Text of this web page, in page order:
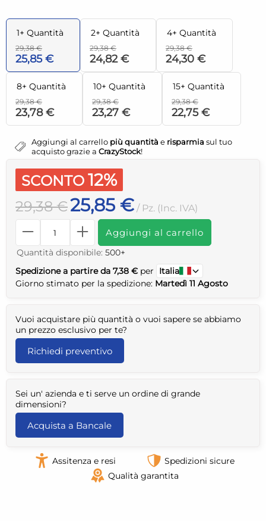
1+ Quantità
29,38 €
25,85 €
2+ Quantità
29,38 €
24,82 €
4+ Quantità
29,38 €
24,30 €
8+ Quantità
29,38 €
23,78 €
10+ Quantità
29,38 €
23,27 €
15+ Quantità
29,38 €
22,75 €
Aggiungi al carrello più quantità e risparmia sul tuo
acquisto grazie a CrazyStock!
SCONTO 12%
29,38 €25,85 € / Pz. (Inc. IVA)
Aggiungi al carrello
Quantità disponibile: 500+
Spedizione a partire da 7,38 € per
Italia
Giorno stimato per la spedizione: Martedì 11 Agosto
Vuoi acquistare più quantità o vuoi sapere se abbiamo
un prezzo esclusivo per te?
Richiedi preventivo
Sei un' azienda e ti serve un ordine di grande
dimensioni?
Acquista a Bancale
Assitenza e resi
Spedizioni sicure
Qualità garantita